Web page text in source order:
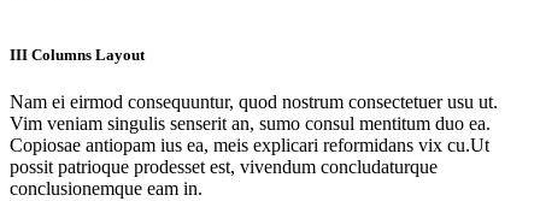
III Columns Layout
Nam ei eirmod consequuntur, quod nostrum consectetuer usu ut.
Vim veniam singulis senserit an, sumo consul mentitum duo ea.
Copiosae antiopam ius ea, meis explicari reformidans vix cu.Ut
possit patrioque prodesset est, vivendum concludaturque
conclusionemque eam in.